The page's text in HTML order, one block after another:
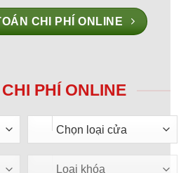
CHI PHÍ ONLINE
PHÍ ONLINE